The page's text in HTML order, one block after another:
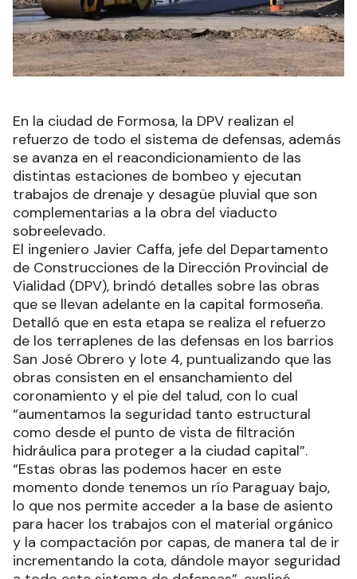
En la ciudad de Formosa, la DPV realizan el
refuerzo de todo el sistema de defensas, además
se avanza en el reacondicionamiento de las
distintas estaciones de bombeo y ejecutan
trabajos de drenaje y desagüe pluvial que son
complementarias a la obra del viaducto
sobreelevado.
El ingeniero Javier Caffa, jefe del Departamento
de Construcciones de la Dirección Provincial de
Vialidad (DPV), brindó detalles sobre las obras
que se llevan adelante en la capital formoseña.
Detalló que en esta etapa se realiza el refuerzo
de los terraplenes de las defensas en los barrios
San José Obrero y lote 4, puntualizando que las
obras consisten en el ensanchamiento del
coronamiento y el pie del talud, con lo cual
“aumentamos la seguridad tanto estructural
como desde el punto de vista de filtración
hidráulica para proteger a la ciudad capital”.
“Estas obras las podemos hacer en este
momento donde tenemos un río Paraguay bajo,
lo que nos permite acceder a la base de asiento
para hacer los trabajos con el material orgánico
y la compactación por capas, de manera tal de ir
incrementando la cota, dándole mayor seguridad